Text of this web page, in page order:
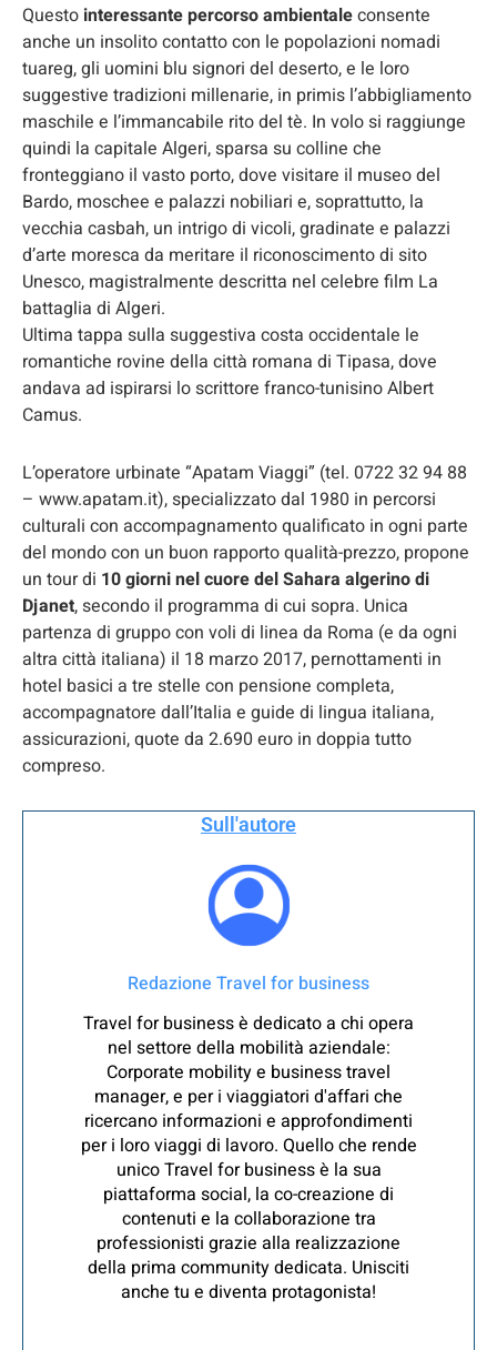
Questo interessante percorso ambientaleconsente
anche un insolito contatto con le popolazioni nomadi
tuareg, gli uomini blu signori del deserto, e le loro
suggestive tradizioni millenarie, in primis l’abbigliamento
maschile e l’immancabile rito del tè. In volo si raggiunge
quindi la capitale Algeri, sparsa su colline che
fronteggiano il vasto porto, dove visitare il museo del
Bardo, moschee e palazzi nobiliari e, soprattutto, la
vecchia casbah, un intrigo di vicoli, gradinate e palazzi
d’arte moresca da meritare il riconoscimento di sito
Unesco, magistralmente descritta nel celebre film La
battaglia di Algeri.
Ultima tappa sulla suggestiva costa occidentale le
romantiche rovine della città romana di Tipasa, dove
andava ad ispirarsi lo scrittore franco-tunisino Albert
Camus.
L’operatore urbinate “Apatam Viaggi” (tel. 0722 32 94 88
– www.apatam.it), specializzato dal 1980 in percorsi
culturali con accompagnamento qualificato in ogni parte
del mondo con un buon rapporto qualità-prezzo, propone
un tour di 10 giorni nel cuore del Sahara algerino di
Djanet, secondo il programma di cui sopra. Unica
partenza di gruppo con voli di linea da Roma (e da ogni
altra città italiana) il 18 marzo 2017, pernottamenti in
hotel basici a tre stelle con pensione completa,
accompagnatore dall’Italia e guide di lingua italiana,
assicurazioni, quote da 2.690 euro in doppia tutto
compreso.
Sull'autore
Redazione Travel for business
Travel for business è dedicato a chi opera
nel settore della mobilità aziendale:
Corporate mobility e business travel
manager, e per i viaggiatori d'affari che
ricercano informazioni e approfondimenti
per i loro viaggi di lavoro. Quello che rende
unico Travel for business è la sua
piattaforma social, la co-creazione di
contenuti e la collaborazione tra
professionisti grazie alla realizzazione
della prima community dedicata. Unisciti
anche tu e diventa protagonista!